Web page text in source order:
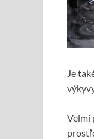
Je
Velmi